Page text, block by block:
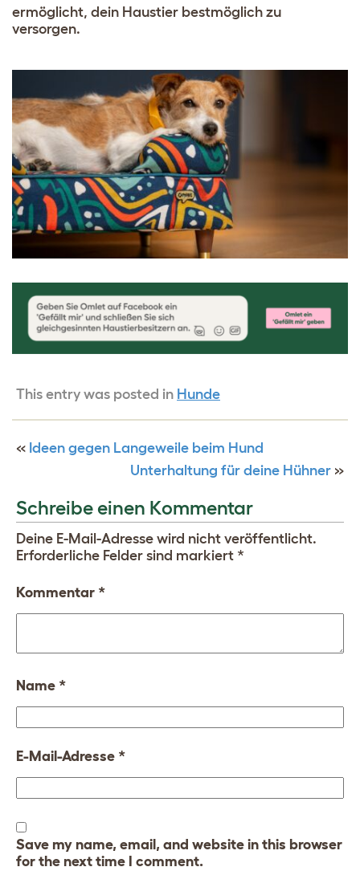
ermöglicht, dein Haustier bestmöglich zu
versorgen.
This entry was posted in Hunde
« Ideen gegen Langeweile beim Hund
Unterhaltung für deine Hühner »
Schreibe einen Kommentar
Deine E-Mail-Adresse wird nicht veröffentlicht.
Erforderliche Felder sind markiert *
Kommentar *
Name *
E-Mail-Adresse *
Save my name, email, and website in this browser
for the next time I comment.